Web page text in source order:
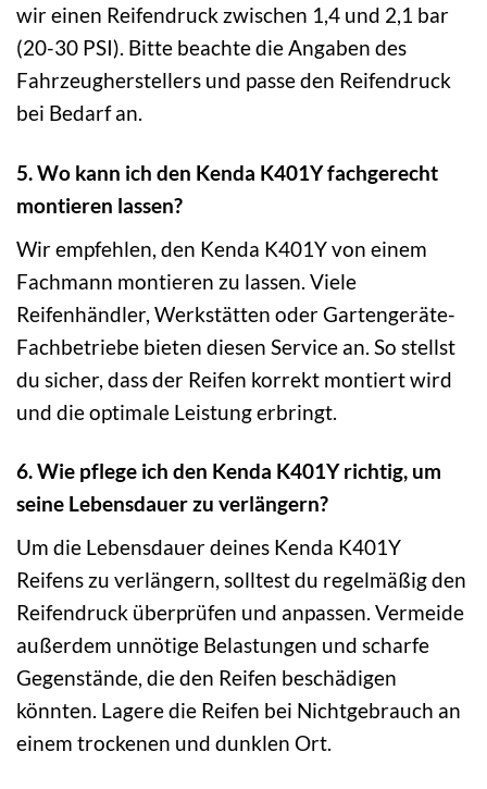
wir einen Reifendruck zwischen 1,4 und 2,1 bar
(20-30 PSI). Bitte beachte die Angaben des
Fahrzeugherstellers und passe den Reifendruck
bei Bedarf an.
5. Wo kann ich den Kenda K401Y fachgerecht
montieren lassen?
Wir empfehlen, den Kenda K401Y von einem
Fachmann montieren zu lassen. Viele
Reifenhändler, Werkstätten oder Gartengeräte-
Fachbetriebe bieten diesen Service an. So stellst
du sicher, dass der Reifen korrekt montiert wird
und die optimale Leistung erbringt.
6. Wie pflege ich den Kenda K401Y richtig, um
seine Lebensdauer zu verlängern?
Um die Lebensdauer deines Kenda K401Y
Reifens zu verlängern, solltest du regelmäßig den
Reifendruck überprüfen und anpassen. Vermeide
außerdem unnötige Belastungen und scharfe
Gegenstände, die den Reifen beschädigen
könnten. Lagere die Reifen bei Nichtgebrauch an
einem trockenen und dunklen Ort.